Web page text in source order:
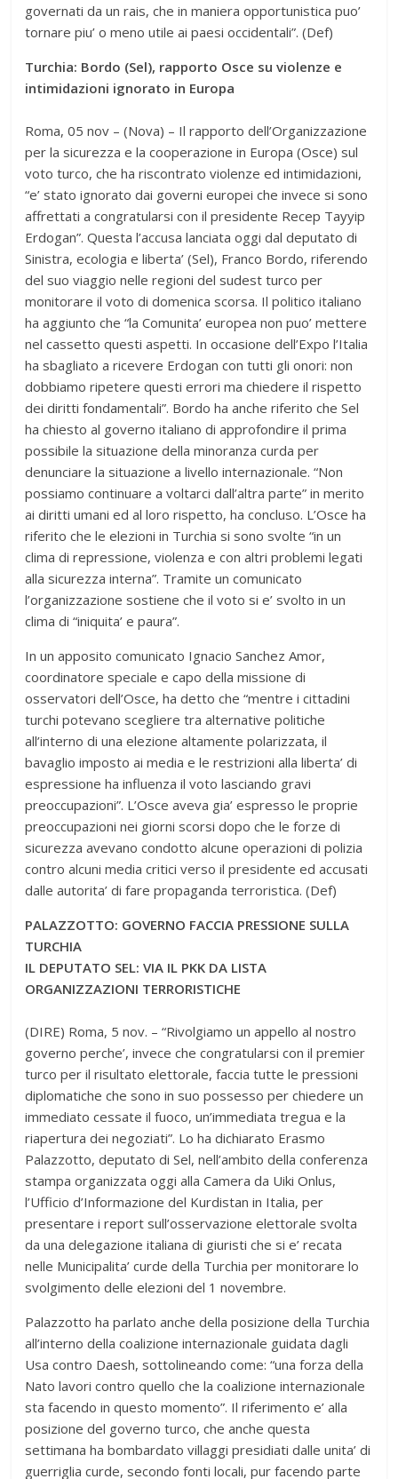
governati da un rais, che in maniera opportunistica puo’
tornare piu’ o meno utile ai paesi occidentali”. (Def)
Turchia: Bordo (Sel), rapporto Osce su violenze e
intimidazioni ignorato in Europa
Roma, 05 nov – (Nova) – Il rapporto dell’Organizzazione
per la sicurezza e la cooperazione in Europa (Osce) sul
voto turco, che ha riscontrato violenze ed intimidazioni,
“e’ stato ignorato dai governi europei che invece si sono
affrettati a congratularsi con il presidente Recep Tayyip
Erdogan”. Questa l’accusa lanciata oggi dal deputato di
Sinistra, ecologia e liberta’ (Sel), Franco Bordo, riferendo
del suo viaggio nelle regioni del sudest turco per
monitorare il voto di domenica scorsa. Il politico italiano
ha aggiunto che “la Comunita’ europea non puo’ mettere
nel cassetto questi aspetti. In occasione dell’Expo l’Italia
ha sbagliato a ricevere Erdogan con tutti gli onori: non
dobbiamo ripetere questi errori ma chiedere il rispetto
dei diritti fondamentali”. Bordo ha anche riferito che Sel
ha chiesto al governo italiano di approfondire il prima
possibile la situazione della minoranza curda per
denunciare la situazione a livello internazionale. “Non
possiamo continuare a voltarci dall’altra parte” in merito
ai diritti umani ed al loro rispetto, ha concluso. L’Osce ha
riferito che le elezioni in Turchia si sono svolte “in un
clima di repressione, violenza e con altri problemi legati
alla sicurezza interna”. Tramite un comunicato
l’organizzazione sostiene che il voto si e’ svolto in un
clima di “iniquita’ e paura”.
In un apposito comunicato Ignacio Sanchez Amor,
coordinatore speciale e capo della missione di
osservatori dell’Osce, ha detto che “mentre i cittadini
turchi potevano scegliere tra alternative politiche
all’interno di una elezione altamente polarizzata, il
bavaglio imposto ai media e le restrizioni alla liberta’ di
espressione ha influenza il voto lasciando gravi
preoccupazioni”. L’Osce aveva gia’ espresso le proprie
preoccupazioni nei giorni scorsi dopo che le forze di
sicurezza avevano condotto alcune operazioni di polizia
contro alcuni media critici verso il presidente ed accusati
dalle autorita’ di fare propaganda terroristica. (Def)
PALAZZOTTO: GOVERNO FACCIA PRESSIONE SULLA
TURCHIA
IL DEPUTATO SEL: VIA IL PKK DA LISTA
ORGANIZZAZIONI TERRORISTICHE
(DIRE) Roma, 5 nov. – “Rivolgiamo un appello al nostro
governo perche’, invece che congratularsi con il premier
turco per il risultato elettorale, faccia tutte le pressioni
diplomatiche che sono in suo possesso per chiedere un
immediato cessate il fuoco, un’immediata tregua e la
riapertura dei negoziati”. Lo ha dichiarato Erasmo
Palazzotto, deputato di Sel, nell’ambito della conferenza
stampa organizzata oggi alla Camera da Uiki Onlus,
l’Ufficio d’Informazione del Kurdistan in Italia, per
presentare i report sull’osservazione elettorale svolta
da una delegazione italiana di giuristi che si e’ recata
nelle Municipalita’ curde della Turchia per monitorare lo
svolgimento delle elezioni del 1 novembre.
Palazzotto ha parlato anche della posizione della Turchia
all’interno della coalizione internazionale guidata dagli
Usa contro Daesh, sottolineando come: “una forza della
Nato lavori contro quello che la coalizione internazionale
sta facendo in questo momento”. Il riferimento e’ alla
posizione del governo turco, che anche questa
settimana ha bombardato villaggi presidiati dalle unita’ di
guerriglia curde, secondo fonti locali, pur facendo parte